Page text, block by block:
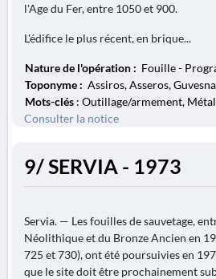
l'Age du Fer, entre 1050 et 900.
L'édifice le plus récent, en brique...
Nature de l'opération : Fouille -
Toponyme : Assiros, Asseros,
Mots-clés : Outillage/armement, Métal
Consulter la notice
9/ SERVIA - 1973
Servia. — Les fouilles de sauvetage,
Néolithique et du Bronze Ancien en
725 et 730), ont été poursuivies en
que le site doit être prochainement